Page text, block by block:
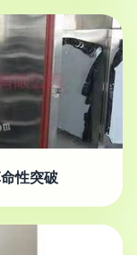
性突破